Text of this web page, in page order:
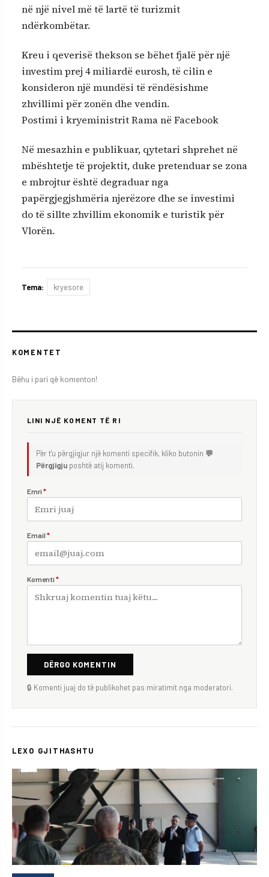
në një nivel më të lartë të turizmit
ndërkombëtar.
Kreu i qeverisë thekson se bëhet fjalë për një
investim prej 4 miliardë eurosh, të cilin e
konsideron një mundësi të rëndësishme
zhvillimi për zonën dhe vendin.
Postimi i kryeministrit Rama në Facebook
Në mesazhin e publikuar, qytetari shprehet në
mbështetje të projektit, duke pretenduar se zona
e mbrojtur është degraduar nga
papërgjegjshmëria njerëzore dhe se investimi
do të sillte zhvillim ekonomik e turistik për
Vlorën.
Tema: kryesore
KOMENTET
Bëhu i pari që komenton!
LINI NJË KOMENT TË RI
Për t'u përgjigjur një komenti specifik, kliko butonin 💬
Përgjigju poshtë atij komenti.
Emri *
Email *
Komenti *
DËRGO KOMENTIN
🔒 Komenti juaj do të publikohet pas miratimit nga moderatori.
LEXO GJITHASHTU